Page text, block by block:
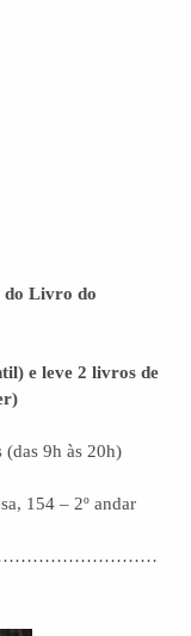
do Livro do
e leve 2 livros de
(das 9h às 20h)
154 – 2º andar